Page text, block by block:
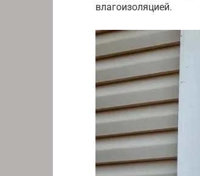
влагоизоляцией.